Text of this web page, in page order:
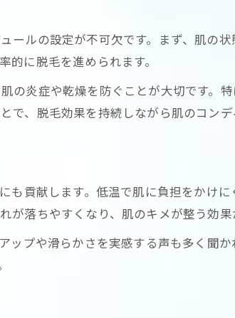
抜ける時期に合わせたケア方法
なるLED脱毛のメリットと注意点
LED脱毛の大きなメリットを徹底解説
脱毛のデメリットと対策ポイント
脱毛前後に気をつけたいポイント
ールの設定が不可欠です。まず、肌の
に脱毛を進められます。
の炎症や乾燥を防ぐことが大切です。
、脱毛効果を持続しながら肌のコンデ
も貢献します。低温で肌に負担をかけ
落ちやすくなり、肌のキメが整う効果
ップや滑らかさを実感する声も多く聞